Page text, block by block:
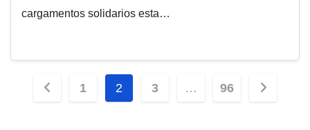
cargamentos solidarios esta…
Paginación
1 2 3 … 96